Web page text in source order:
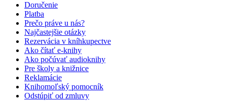
Doručenie
Platba
Prečo práve u nás?
Najčastejšie otázky
Rezervácia v kníhkupectve
Ako čítať e-knihy
Ako počúvať audioknihy
Pre školy a knižnice
Reklamácie
Knihomoľský pomocník
Odstúpiť od zmluvy